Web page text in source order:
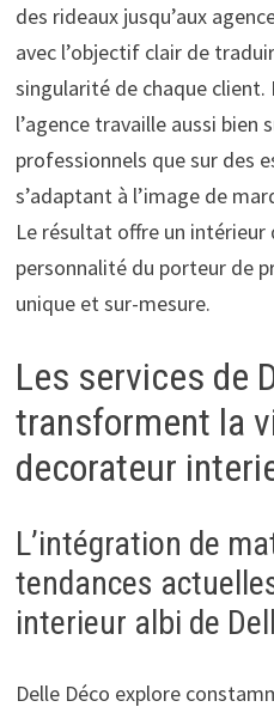
des rideaux jusqu’aux
avec l’objectif clair de
singularité de chaque
l’agence travaille aussi bien
professionnels que sur des
s’adaptant à l’image de
Le résultat offre un intérieur
personnalité du porteur de
unique et sur-mesure.
Les services de
transforment la
decorateur
L’intégration de
tendances
interieur albi de
Delle Déco explore